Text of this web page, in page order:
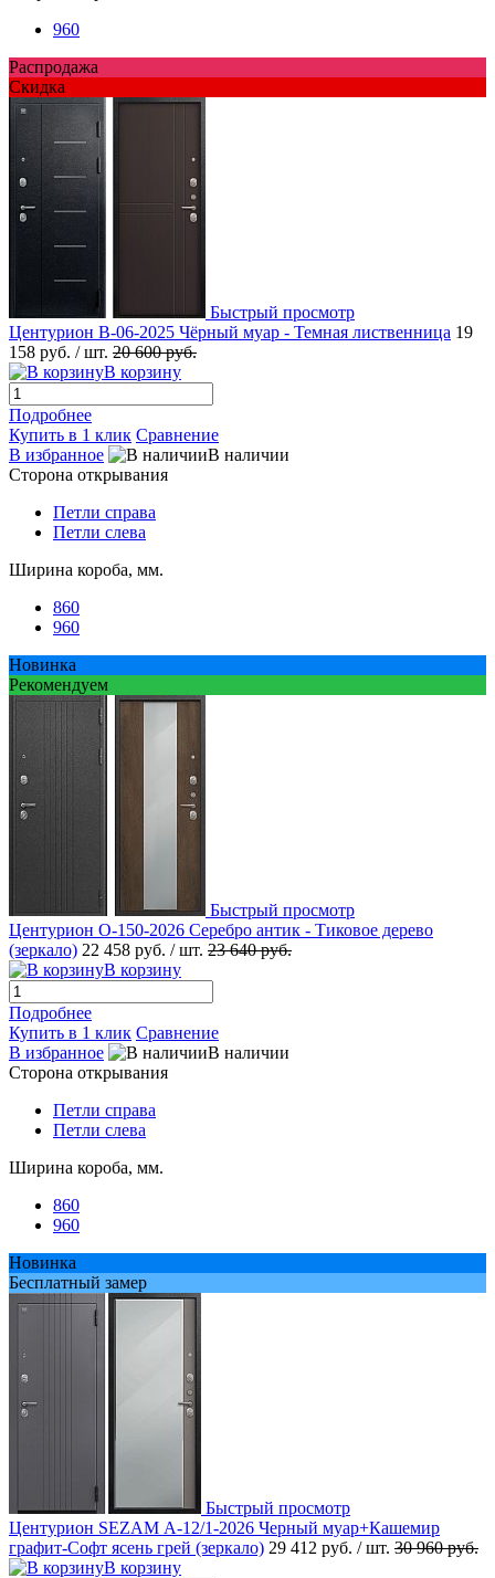
960
Распродажа
Скидка
Быстрый просмотр
Центурион В-06-2025 Чёрный муар - Темная лиственница 19
158 руб. / шт. 20 600 руб.
В корзину
Подробнее
Купить в 1 клик Сравнение
В избранное
В наличии
Сторона открывания
Петли справа
Петли слева
Ширина короба, мм.
860
960
Новинка
Рекомендуем
Быстрый просмотр
Центурион О-150-2026 Серебро антик - Тиковое дерево
(зеркало) 22 458 руб. / шт. 23 640 руб.
В корзину
Подробнее
Купить в 1 клик Сравнение
В избранное
В наличии
Сторона открывания
Петли справа
Петли слева
Ширина короба, мм.
860
960
Новинка
Бесплатный замер
Быстрый просмотр
Центурион SEZAM А-12/1-2026 Черный муар+Кашемир
графит-Софт ясень грей (зеркало) 29 412 руб. / шт. 30 960 руб.
В корзину